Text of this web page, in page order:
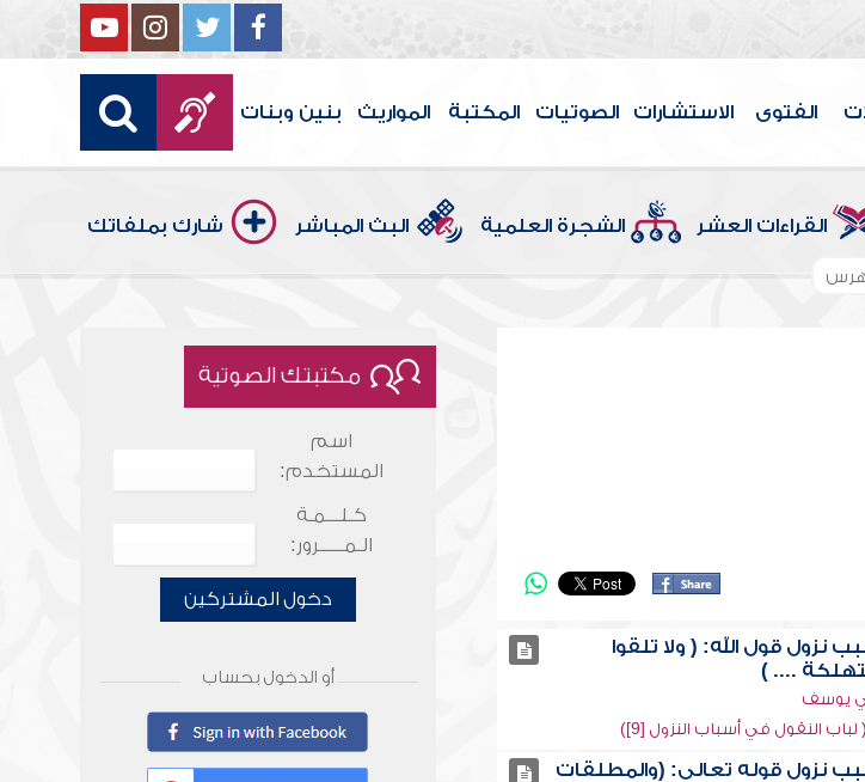
الفتوى الاستشارات الصوتيات المكتبة المواريث بنين وبنات
القراءات العشر الشجرة العلمية البث المباشر شارك بملفاتك
نزول قول الله: ( ولا تلقوا
.... )
يوسف
النقول في أسباب النزول [9])
نزول قوله تعالى: (والمطلقات
مكتبتك الصوتية
اسم
المستخدم:
كـلـــمـة
الـمـــــرور:
دخول المشتركين
أو الدخول بحساب